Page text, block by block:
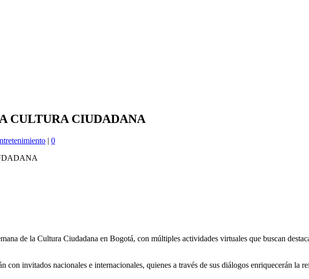
CULTURA CIUDADANA
| 0
de la Cultura Ciudadana en Bogotá, con múltiples actividades virtuales que buscan
con invitados nacionales e internacionales, quienes a través de sus diálogos enriquecerán la